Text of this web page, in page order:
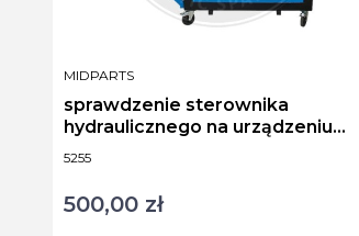
Kod produktu
5255
sprawdzenie sterownika
hydraulicznego na urządzeniu
hydra test
PRODUCENT
MIDPARTS
Cena
500,00 zł